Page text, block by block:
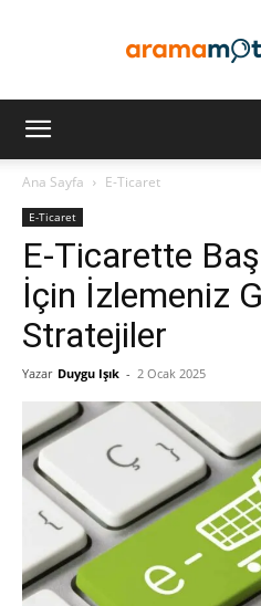
Ana Sayfa E-Ticaret
E-Ticaret
E-Ticarette
İçin İzlemeniz
Stratejiler
Yazar Duygu Işık - 2 Ocak 2025